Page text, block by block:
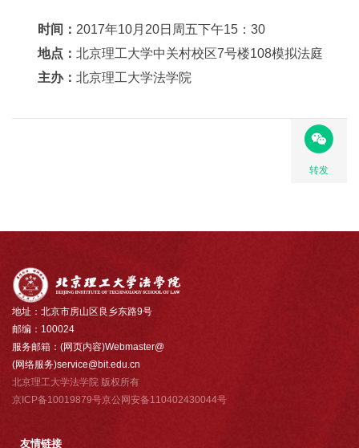
时间： 2017年10月20日周五下午15：30
地点： 北京理工大学中关村校区7号楼108模拟法庭
主办： 北京理工大学法学院
转发
地址：北京市房山区良乡东路9号
邮编：100024
服务邮箱：(网页内容)Webmaster@
(网络服务)service@bit.edu.cn
北京理工大学法学院 版权所有
京ICP备10019879号京公网安备110402430044号
友情链接